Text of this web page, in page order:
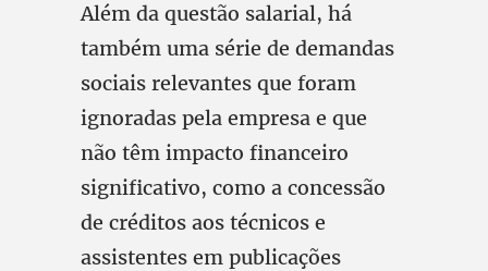
Além da questão salarial, há
também uma série de demandas
sociais relevantes que foram
ignoradas pela empresa e que
não têm impacto financeiro
significativo, como a concessão
de créditos aos técnicos e
assistentes em publicações